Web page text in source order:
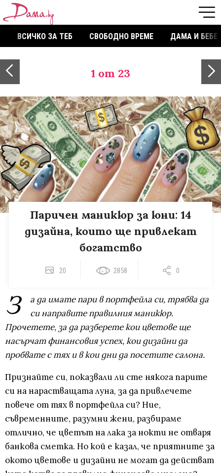
ВСИЧКО ЗА ТЕБ СВОБОДНО ВРЕМЕ ДАМА И БЕБЕ
1 от 23
Паричен маникюр за юни: 14
дизайна, които ще привлекат
богатство
20 2858 0
З
а да имате пари в портфейла си, трябва да
си направите правилния маникюр.
Прочетете, за да разберете кои цветове ще
насърчат финансовия успех, кои дизайни да
пробвате с тях и в кои дни да посетите салона.
Признайте си, показвали ли сте някога парите
си на нарастващата луна, за да привлечете
повече от тях в портфейла си? Ние,
съвременните, разумни жени, разбираме
отлично, че цветът на лака за нокти не отваря
банкова сметка. Но кой е казал, че приятните за
окото цветове и дизайни не могат да действат